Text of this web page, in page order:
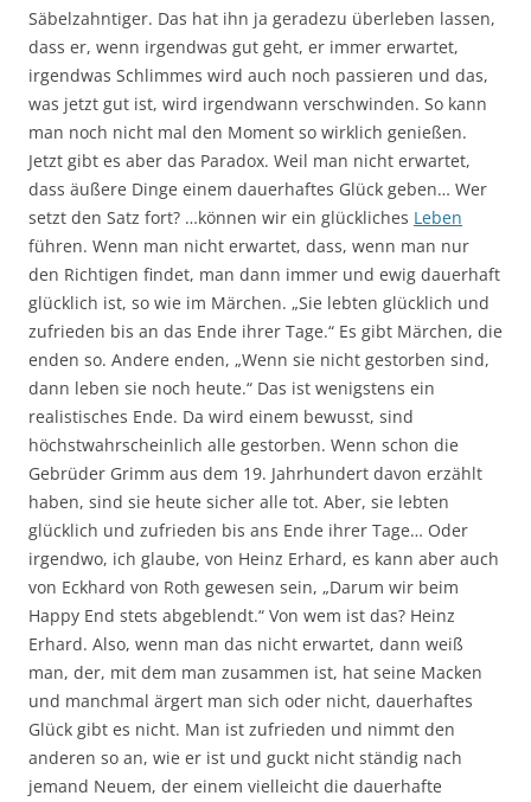
Säbelzahntiger. Das hat ihn ja geradezu überleben lassen,
dass er, wenn irgendwas gut geht, er immer erwartet,
irgendwas Schlimmes wird auch noch passieren und das,
was jetzt gut ist, wird irgendwann verschwinden. So kann
man noch nicht mal den Moment so wirklich genießen.
Jetzt gibt es aber das Paradox. Weil man nicht erwartet,
dass äußere Dinge einem dauerhaftes Glück geben… Wer
setzt den Satz fort? …können wir ein glückliches Leben
führen. Wenn man nicht erwartet, dass, wenn man nur
den Richtigen findet, man dann immer und ewig dauerhaft
glücklich ist, so wie im Märchen. „Sie lebten glücklich und
zufrieden bis an das Ende ihrer Tage.“ Es gibt Märchen, die
enden so. Andere enden, „Wenn sie nicht gestorben sind,
dann leben sie noch heute.“ Das ist wenigstens ein
realistisches Ende. Da wird einem bewusst, sind
höchstwahrscheinlich alle gestorben. Wenn schon die
Gebrüder Grimm aus dem 19. Jahrhundert davon erzählt
haben, sind sie heute sicher alle tot. Aber, sie lebten
glücklich und zufrieden bis ans Ende ihrer Tage… Oder
irgendwo, ich glaube, von Heinz Erhard, es kann aber auch
von Eckhard von Roth gewesen sein, „Darum wir beim
Happy End stets abgeblendt.“ Von wem ist das? Heinz
Erhard. Also, wenn man das nicht erwartet, dann weiß
man, der, mit dem man zusammen ist, hat seine Macken
und manchmal ärgert man sich oder nicht, dauerhaftes
Glück gibt es nicht. Man ist zufrieden und nimmt den
anderen so an, wie er ist und guckt nicht ständig nach
jemand Neuem, der einem vielleicht die dauerhafte